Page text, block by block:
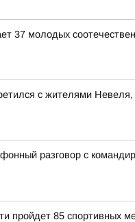
37 молодых
с жителями
разговор с
пройдет 85 спортивных